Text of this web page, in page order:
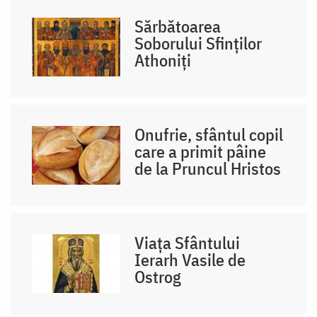
Sărbătoarea
Soborului Sfinților
Athoniți
Onufrie, sfântul copil
care a primit pâine
de la Pruncul Hristos
Viața Sfântului
Ierarh Vasile de
Ostrog